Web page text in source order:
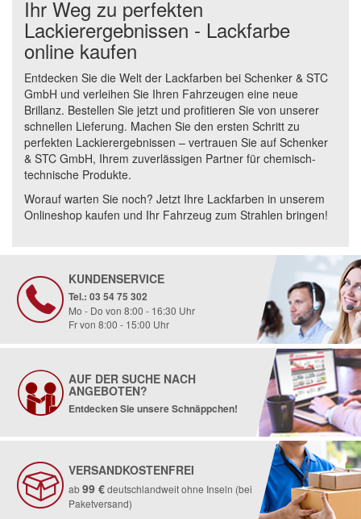
Ihr Weg zu perfekten
Lackierergebnissen - Lackfarbe
online kaufen
Entdecken Sie die Welt der Lackfarben bei Schenker & STC
GmbH und verleihen Sie Ihren Fahrzeugen eine neue
Brillanz. Bestellen Sie jetzt und profitieren Sie von unserer
schnellen Lieferung. Machen Sie den ersten Schritt zu
perfekten Lackierergebnissen – vertrauen Sie auf Schenker
& STC GmbH, Ihrem zuverlässigen Partner für chemisch-
technische Produkte.
Worauf warten Sie noch? Jetzt Ihre Lackfarben in unserem
Onlineshop kaufen und Ihr Fahrzeug zum Strahlen bringen!
KUNDENSERVICE
Tel.: 03 54 75 302
Mo - Do von 8:00 - 16:30 Uhr
Fr von 8:00 - 15:00 Uhr
AUF DER SUCHE NACH
ANGEBOTEN?
Entdecken Sie unsere Schnäppchen!
VERSANDKOSTENFREI
ab99 €deutschlandweit ohne Inseln (bei
Paketversand)